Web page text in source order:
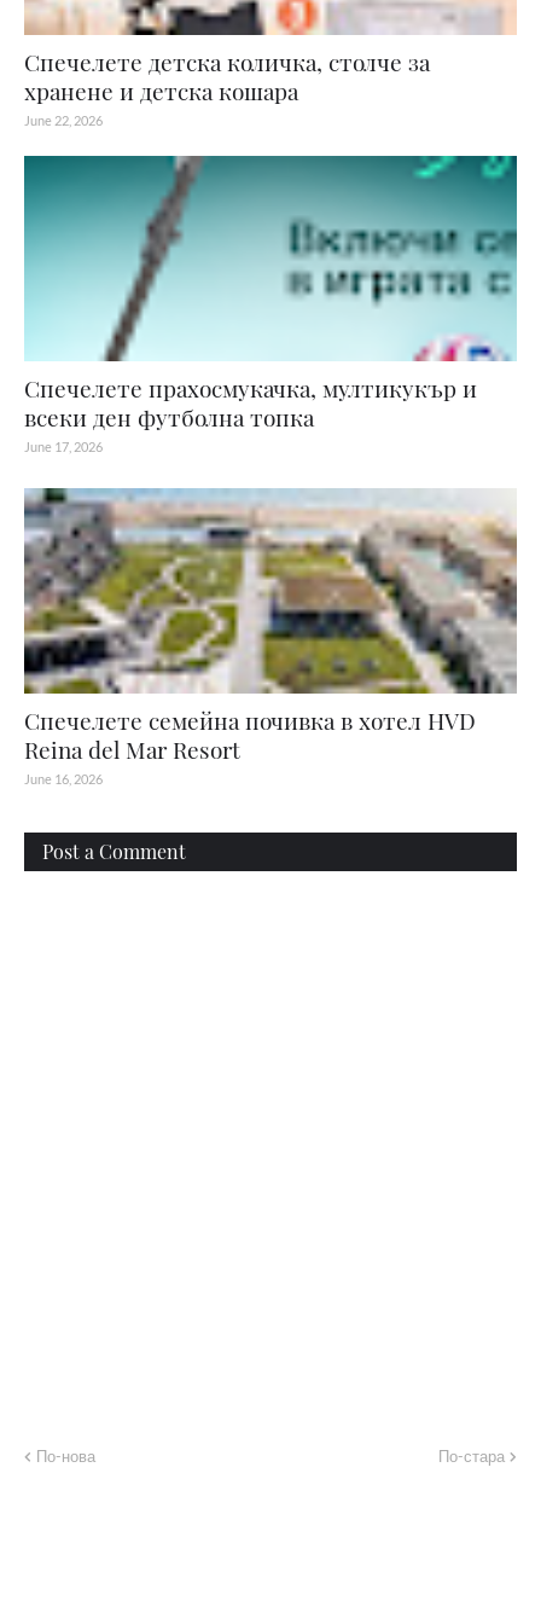
Спечелете детска количка, столче за
хранене и детска кошара
June 22, 2026
Спечелете прахосмукачка, мултикукър и
всеки ден футболна топка
June 17, 2026
Спечелете семейна почивка в хотел HVD
Reina del Mar Resort
June 16, 2026
Post a Comment
По-нова По-стара